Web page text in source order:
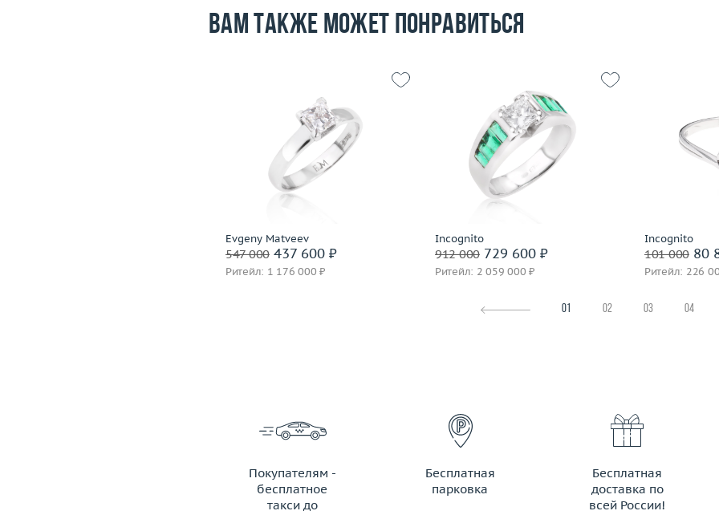
Вам также может понравиться
Evgeny Matveev
547 000437 600 ₽
Ритейл: 1 176 000 ₽
Материал
золото 750 пробы
Incognito
912 000729 600 ₽
Ритейл: 2 059 000 ₽
Размер
Вес (г)
Материал
золото 750 пробы
Подробнее
Incognito
101 00080
Ритейл: 226
Вес (г)
Материал
01 02 03 04
Покупателям -
бесплатное
такси до
Бесплатная
парковка
Бесплатная
доставка по
всей России!